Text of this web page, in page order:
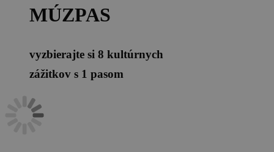
MÚZPAS
vyzbierajte si 8 kultúrnych
zážitkov s 1 pasom